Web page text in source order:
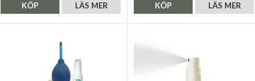
LÄS MER
KÖP LÄS MER
KÖP